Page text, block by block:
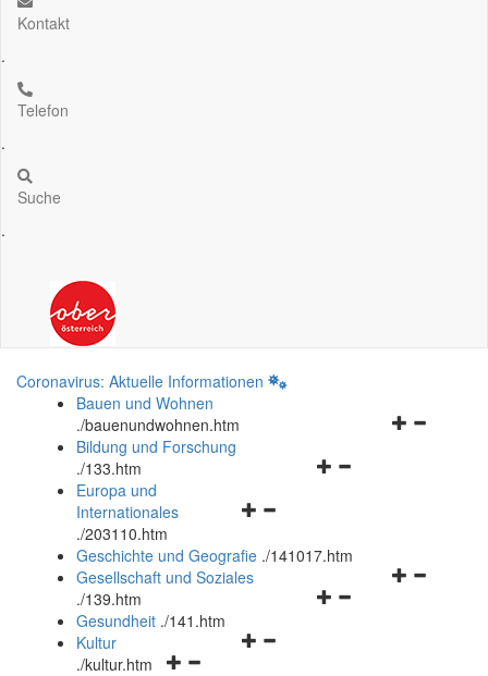
Kontakt
.
Telefon
.
Suche
.
Coronavirus: Aktuelle Informationen
Bauen und Wohnen
./bauenundwohnen.htm
Navigationsmenü
Bildung und Forschung
./133.htm
Navigationsmenü
und
schließen
Europa und
Internationales
./203110.htm
Geschichte und Geografie ./141017.htm
Navigationsmenü
Gesellschaft und Soziales
./139.htm
Navigationsmenü
Gesundheit ./141.htm
Navigationsmenü
Kultur
./kultur.htm